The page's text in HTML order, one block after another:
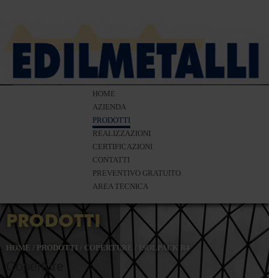
HOME
AZIENDA
PRODOTTI
REALIZZAZIONI
CERTIFICAZIONI
CONTATTI
PREVENTIVO GRATUITO
AREA TECNICA
PRODOTTI
HOME / PRODOTTI / COPERTURE ISOLPACK R4
Coperture